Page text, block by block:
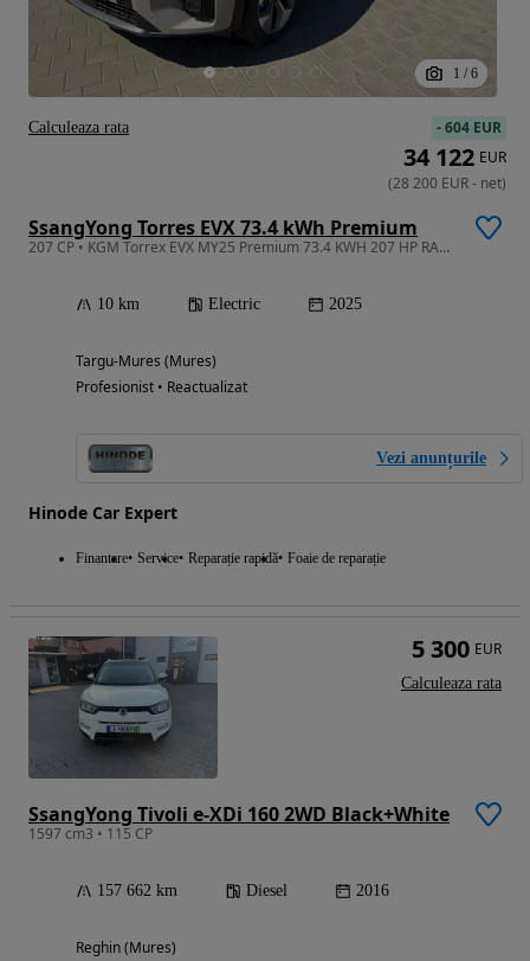
1 / 6
SsangYong Torres EVX 73.4 kWh Premium
207 CP • KGM Torrex EVX MY25 Premium 73.4 KWH 207 HP RABLA 2026
10 km Electric 2025
Targu-Mures (Mures)
Profesionist • Reactualizat
Vezi anunțurile
Hinode Car Expert
Finantare Service Reparație rapidă Foaie de reparație
-604 EUR
34 122 EUR
(28 200 EUR- net)
Calculeaza rata
SsangYong Tivoli e-XDi 160 2WD Black+White
1597 cm3 • 115 CP
157 662 km Diesel 2016
Reghin (Mures)
5 300 EUR
Calculeaza rata